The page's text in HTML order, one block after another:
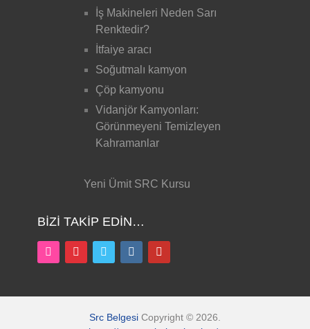
İş Makineleri Neden Sarı
Renktedir?
İtfaiye aracı
Soğutmalı kamyon
Çöp kamyonu
Vidanjör Kamyonları:
Görünmeyeni Temizleyen
Kahramanlar
Yeni Ümit SRC Kursu
BIZI TAKIP EDIN…
Src BelgesiCopyright © 2026.